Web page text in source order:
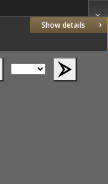
Show details